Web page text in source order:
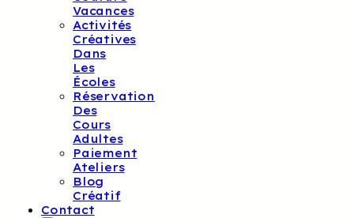
Vacances
Activités
Créatives
Dans
Les
Écoles
Réservation
Des
Cours
Adultes
Paiement
Ateliers
Blog
Créatif
Contact